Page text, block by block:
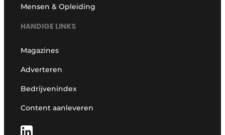
Mensen & Opleiding
HANDIGE LINKS
Magazines
Adverteren
Bedrijvenindex
Content aanleveren